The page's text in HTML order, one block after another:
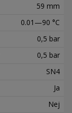
59 mm
0.01—90 °C
0,5 bar
0,5 bar
SN4
Ja
Nej